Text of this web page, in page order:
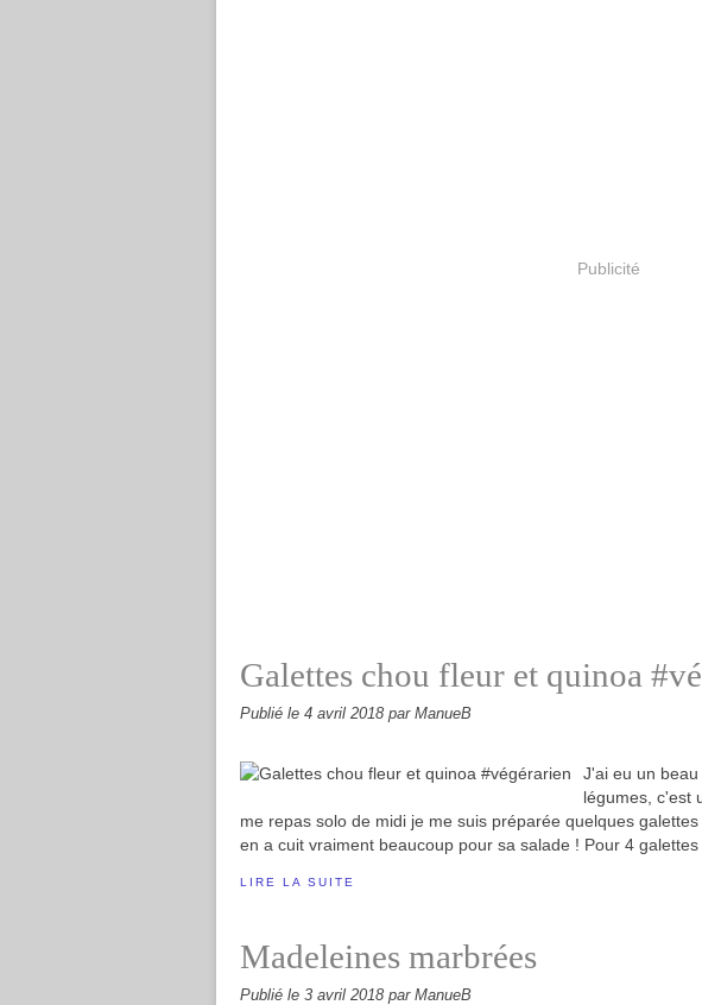
Publicité
Galettes chou fleur et quinoa
Publié le 4 avril 2018 par ManueB
J'ai eu un
légumes, c'est
me repas solo de midi je me suis préparée quelques
en a cuit vraiment beaucoup pour sa salade ! Pour 4 galettes
LIRE LA SUITE
Madeleines marbrées
Publié le 3 avril 2018 par ManueB